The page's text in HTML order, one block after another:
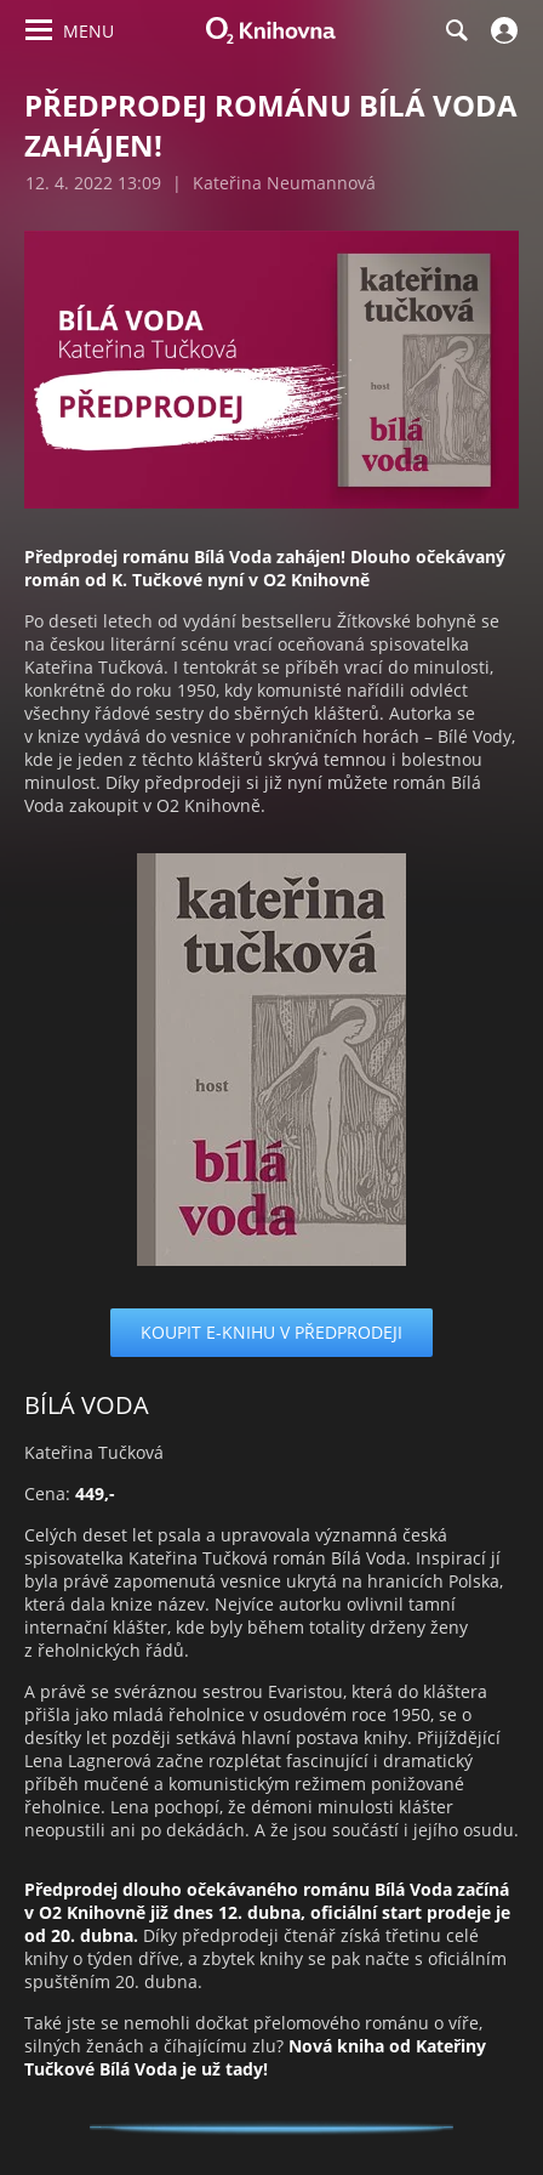
MENU
PŘEDPRODEJ ROMÁNU BÍLÁ VODA
ZAHÁJEN!
12. 4. 2022 13:09 | Kateřina Neumannová
Předprodej románu Bílá Voda zahájen! Dlouho očekávaný
román od K. Tučkové nyní v O2 Knihovně
Po deseti letech od vydání bestselleru Žítkovské bohyně se
na českou literární scénu vrací oceňovaná spisovatelka
Kateřina Tučková. I tentokrát se příběh vrací do minulosti,
konkrétně do roku 1950, kdy komunisté nařídili odvléct
všechny řádové sestry do sběrných klášterů. Autorka se
v knize vydává do vesnice v pohraničních horách – Bílé Vody,
kde je jeden z těchto klášterů skrývá temnou i bolestnou
minulost. Díky předprodeji si již nyní můžete román Bílá
Voda zakoupit v O2 Knihovně.
KOUPIT E-KNIHU V PŘEDPRODEJI
BÍLÁ VODA
Kateřina Tučková
Cena: 449,-
Celých deset let psala a upravovala významná česká
spisovatelka Kateřina Tučková román Bílá Voda. Inspirací jí
byla právě zapomenutá vesnice ukrytá na hranicích Polska,
která dala knize název. Nejvíce autorku ovlivnil tamní
internační klášter, kde byly během totality drženy ženy
z řeholnických řádů.
A právě se svéráznou sestrou Evaristou, která do kláštera
přišla jako mladá řeholnice v osudovém roce 1950, se o
desítky let později setkává hlavní postava knihy. Přijíždějící
Lena Lagnerová začne rozplétat fascinující i dramatický
příběh mučené a komunistickým režimem ponižované
řeholnice. Lena pochopí, že démoni minulosti klášter
neopustili ani po dekádách. A že jsou součástí i jejího osudu.
Předprodej dlouho očekávaného románu Bílá Voda začíná
v O2 Knihovně již dnes 12. dubna, oficiální start prodeje je
od 20. dubna. Díky předprodeji čtenář získá třetinu celé
knihy o týden dříve, a zbytek knihy se pak načte s oficiálním
spuštěním 20. dubna.
Také jste se nemohli dočkat přelomového románu o víře,
silných ženách a číhajícímu zlu? Nová kniha od Kateřiny
Tučkové Bílá Voda je už tady!